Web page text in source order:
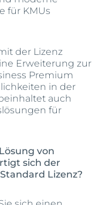
für KMUs
der Lizenz
Erweiterung zur
Premium
in der
auch
für
von
sich der
Lizenz?